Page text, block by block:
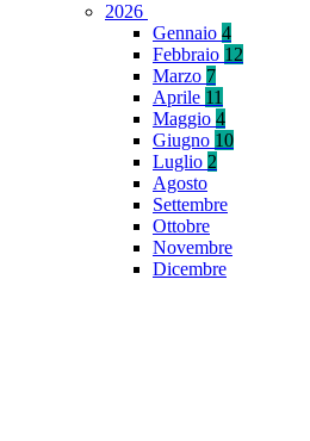
2026
Gennaio 4
Febbraio 12
Marzo 7
Aprile 11
Maggio 4
Giugno 10
Luglio 2
Agosto
Settembre
Ottobre
Novembre
Dicembre